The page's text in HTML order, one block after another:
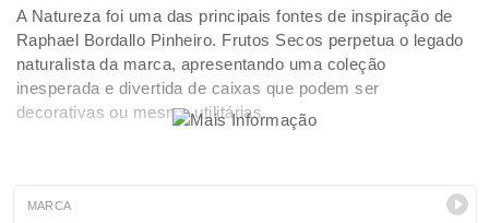
A Natureza foi uma das principais fontes de inspiração de
Raphael Bordallo Pinheiro. Frutos Secos perpetua o legado
naturalista da marca, apresentando uma coleção
inesperada e divertida de caixas que podem ser
decorativas ou mesmo utilitárias.
MARCA